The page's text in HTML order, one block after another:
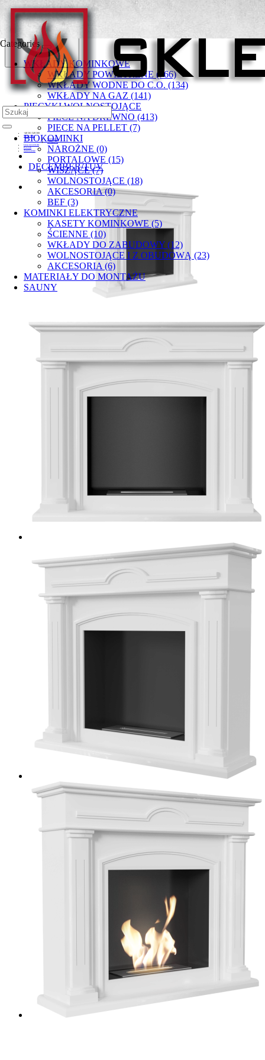
+48 501 549 300
Moje konto
Rejestracja
Zaloguj się
Lista życzeń (0)
Koszyk
Zamówienie
Categories
WKŁADY KOMINKOWE
WKŁADY POWIETRZNE (766)
WKŁADY WODNE DO C.O. (134)
WKŁADY NA GAZ (141)
PIECYKI WOLNOSTOJĄCE
PIECE NA DREWNO (413)
PIECE NA PELLET (7)
BIOKOMINKI
NAROŻNE (0)
PORTALOWE (15)
WISZĄCE (7)
WOLNOSTOJĄCE (18)
AKCESORIA (0)
BEF (3)
KOMINKI ELEKTRYCZNE
KASETY KOMINKOWE (5)
ŚCIENNE (10)
WKŁADY DO ZABUDOWY (12)
WOLNOSTOJĄCE I Z OBUDOWĄ (23)
AKCESORIA (6)
MATERIAŁY DO MONTAŻU
SAUNY
DECEMBER/TUV